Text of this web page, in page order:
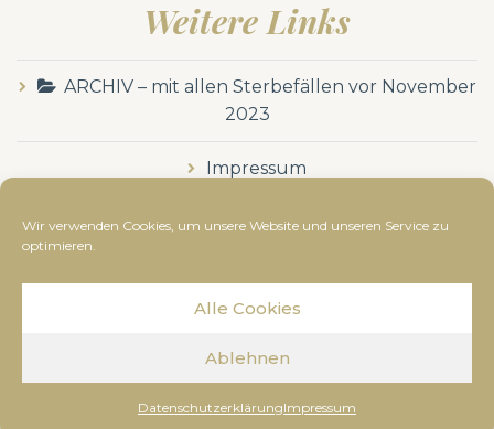
Wir verwenden Cookies, um unsere Website und unseren Service zu
optimieren.
Alle Cookies
Ablehnen
DatenschutzerklärungImpressum
Weitere Links
ARCHIV – mit allen Sterbefällen vor November
2023
Impressum
Datenschutzerklärung
© Bestattung Dussmann
www.kunze-medien.at